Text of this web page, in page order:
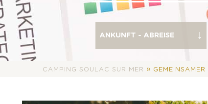
ANKUNFT - ABREISE
CAMPING SOULAC SUR MER »